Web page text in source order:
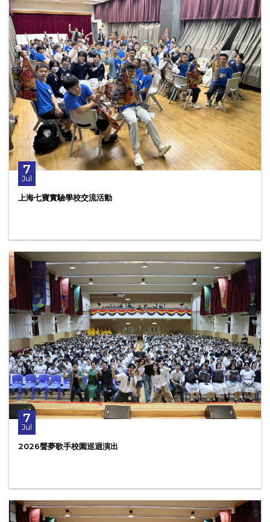
7
Jul
上海七寶實驗學校交流活動
7
Jul
2026聲夢歌手校園巡迴演出